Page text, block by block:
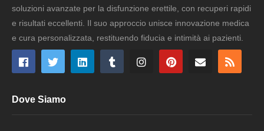
soluzioni avanzate per la disfunzione erettile, con recuperi rapidi
e risultati eccellenti. Il suo approccio unisce innovazione medica
e cura personalizzata, restituendo fiducia e intimità ai pazienti.
Dove Siamo